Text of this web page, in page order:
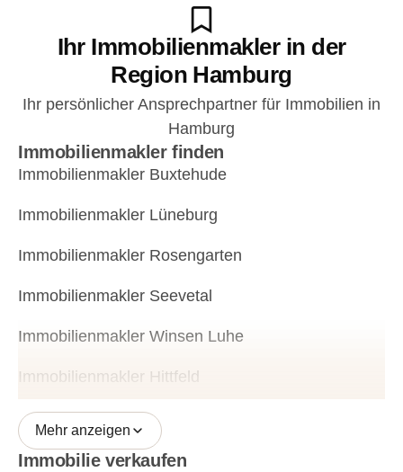
Ihr Immobilienmakler in der
Region Hamburg
Ihr persönlicher Ansprechpartner für Immobilien in
Hamburg
Immobilienmakler finden
Immobilienmakler Buxtehude
Immobilienmakler Lüneburg
Immobilienmakler Rosengarten
Immobilienmakler Seevetal
Immobilienmakler Winsen Luhe
Immobilienmakler Hittfeld
Mehr anzeigen
Immobilie verkaufen